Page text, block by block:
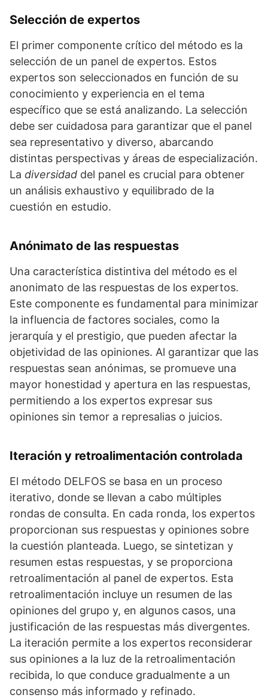
Selección de expertos
El primer componente crítico del método es la
selección de un panel de expertos. Estos
expertos son seleccionados en función de su
conocimiento y experiencia en el tema
específico que se está analizando. La selección
debe ser cuidadosa para garantizar que el panel
sea representativo y diverso, abarcando
distintas perspectivas y áreas de especialización.
La diversidad del panel es crucial para obtener
un análisis exhaustivo y equilibrado de la
cuestión en estudio.
Anónimato de las respuestas
Una característica distintiva del método es el
anonimato de las respuestas de los expertos.
Este componente es fundamental para minimizar
la influencia de factores sociales, como la
jerarquía y el prestigio, que pueden afectar la
objetividad de las opiniones. Al garantizar que las
respuestas sean anónimas, se promueve una
mayor honestidad y apertura en las respuestas,
permitiendo a los expertos expresar sus
opiniones sin temor a represalias o juicios.
Iteración y retroalimentación controlada
El método DELFOS se basa en un proceso
iterativo, donde se llevan a cabo múltiples
rondas de consulta. En cada ronda, los expertos
proporcionan sus respuestas y opiniones sobre
la cuestión planteada. Luego, se sintetizan y
resumen estas respuestas, y se proporciona
retroalimentación al panel de expertos. Esta
retroalimentación incluye un resumen de las
opiniones del grupo y, en algunos casos, una
justificación de las respuestas más divergentes.
La iteración permite a los expertos reconsiderar
sus opiniones a la luz de la retroalimentación
recibida, lo que conduce gradualmente a un
consenso más informado y refinado.